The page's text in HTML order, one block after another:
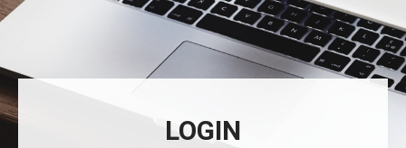
LOGIN